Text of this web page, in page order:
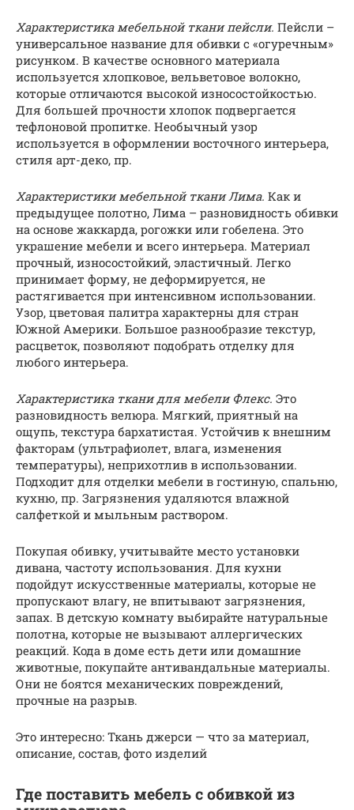
Характеристика мебельной ткани пейсли. Пейсли –
универсальное название для обивки с «огуречным»
рисунком. В качестве основного материала
используется хлопковое, вельветовое волокно,
которые отличаются высокой износостойкостью.
Для большей прочности хлопок подвергается
тефлоновой пропитке. Необычный узор
используется в оформлении восточного интерьера,
стиля арт-деко, пр.
Характеристики мебельной ткани Лима. Как и
предыдущее полотно, Лима – разновидность обивки
на основе жаккарда, рогожки или гобелена. Это
украшение мебели и всего интерьера. Материал
прочный, износостойкий, эластичный. Легко
принимает форму, не деформируется, не
растягивается при интенсивном использовании.
Узор, цветовая палитра характерны для стран
Южной Америки. Большое разнообразие текстур,
расцветок, позволяют подобрать отделку для
любого интерьера.
Характеристика ткани для мебели Флекс. Это
разновидность велюра. Мягкий, приятный на
ощупь, текстура бархатистая. Устойчив к внешним
факторам (ультрафиолет, влага, изменения
температуры), неприхотлив в использовании.
Подходит для отделки мебели в гостиную, спальню,
кухню, пр. Загрязнения удаляются влажной
салфеткой и мыльным раствором.
Покупая обивку, учитывайте место установки
дивана, частоту использования. Для кухни
подойдут искусственные материалы, которые не
пропускают влагу, не впитывают загрязнения,
запах. В детскую комнату выбирайте натуральные
полотна, которые не вызывают аллергических
реакций. Кода в доме есть дети или домашние
животные, покупайте антивандальные материалы.
Они не боятся механических повреждений,
прочные на разрыв.
Это интересно: Ткань джерси — что за материал,
описание, состав, фото изделий
Где поставить мебель с обивкой из